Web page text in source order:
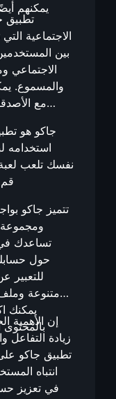
يمكنهم
تطبيق
الاجتماعية
بين
الاجتماعي
والمسموع.
مع
جاكو هو
استخدامه
نفسك تلعب
تتميز جاكو
ومجموعة
تساعدك في
حول
متنوعة
يمكنك
إن الأهمية
زيادة التفاعل
تطبيق جاكو
انتباه
في تعزيز